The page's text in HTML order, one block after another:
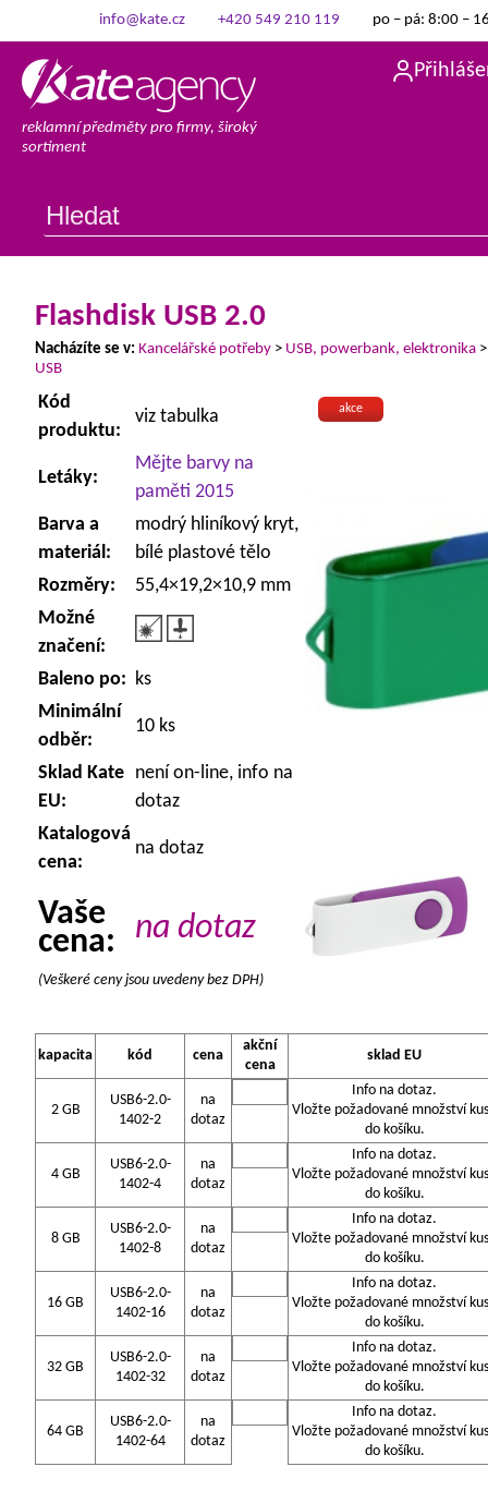
info@kate.cz +420 549 210 119 po – pá: 8:00 –
reklamní předměty pro firmy, široký
sortiment
Flashdisk USB 2.0
Nacházíte se v: Kancelářské potřeby > USB, powerbank, elektronika
USB
akce
Kód
produktu:
viz tabulka
Letáky:
Mějte barvy na
paměti 2015
Barva a
materiál:
modrý hliníkový kryt,
bílé plastové tělo
Rozměry:
55,4×19,2×10,9 mm
Možné
značení:
Baleno po: ks
Minimální
odběr:
10 ks
Sklad Kate
EU:
není on-line, info na
dotaz
Katalogová
cena:
na dotaz
Vaše
cena:
na dotaz
(Veškeré ceny jsou uvedeny bez DPH)
kapacita kód cena
akční
cena
sklad EU
2 GB
USB6-2.0-
1402-2
na
dotaz
Info na dotaz.
Vložte požadované množství
do košíku.
4 GB
USB6-2.0-
1402-4
na
dotaz
Info na dotaz.
Vložte požadované množství
do košíku.
8 GB
USB6-2.0-
1402-8
na
dotaz
Info na dotaz.
Vložte požadované množství
do košíku.
16 GB
USB6-2.0-
1402-16
na
dotaz
Info na dotaz.
Vložte požadované množství
do košíku.
32 GB
USB6-2.0-
1402-32
na
dotaz
Info na dotaz.
Vložte požadované množství
do košíku.
64 GB
USB6-2.0-
1402-64
na
dotaz
Info na dotaz.
Vložte požadované množství
do košíku.